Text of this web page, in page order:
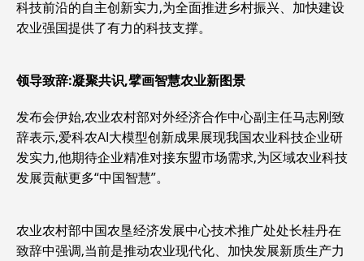
科技前沿的自主创新实力,为全面推进乡村振兴、加快建设
农业强国提供了有力的科技支撑。
领导致辞:凝聚共识,擘画智慧农业新图景
发布会伊始,农业农村部对外经济合作中心副主任马志刚致
辞表示,爱科农AI大模型创新成果展现我国农业科技企业研
发实力,他期待企业精准对接东盟市场需求,为区域农业科技
发展贡献更多“中国智慧”。
农业农村部中国农垦经济发展中心技术推广处处长桂丹在
致辞中强调,当前是推动农业现代化、加快发展新质生产力